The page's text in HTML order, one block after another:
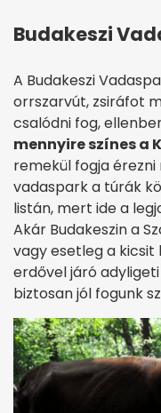
Budakeszi
A Budakeszi
orrszarvút, zsiráfot
csalódni fog,
mennyire színes a
remekül fogja
vadaspark a túrák
listán, mert ide a
Akár Budakeszin a
vagy esetleg a
erdővel járó
biztosan jól fogunk